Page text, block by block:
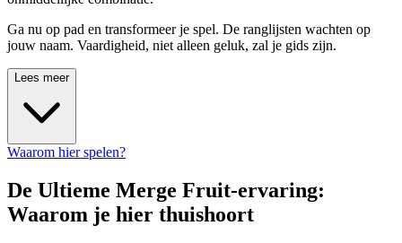
Ga nu op pad en transformeer je spel. De ranglijsten wachten op
jouw naam. Vaardigheid, niet alleen geluk, zal je gids zijn.
Lees meer
Waarom hier spelen?
De Ultieme Merge Fruit-ervaring:
Waarom je hier thuishoort